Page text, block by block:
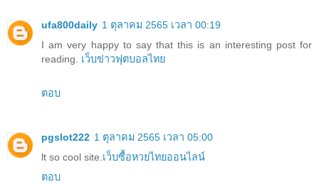
ufa800daily 1 ตุลาคม 2565 เวลา 00:19
I am very happy to say that this is an interesting post for
reading. เว็บข่าวฟุตบอลไทย
ตอบ
pgslot222 1 ตุลาคม 2565 เวลา 05:00
lt so cool site. เว็บซื้อหวยไทยออนไลน์
ตอบ